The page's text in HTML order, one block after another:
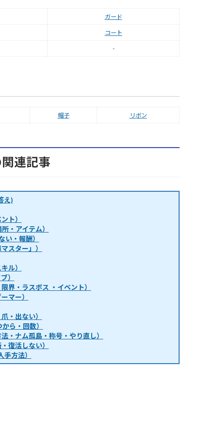
ガード
コート
-
帽子 リボン
連記事
え)
ト）
・アイテム）
・報酬）
スター」）
ル）
）
界・ラスボス ・イベント）
マー）
・出ない）
ら・回数）
・ナム孤島・称号・やり直し）
復活しない）
方法）